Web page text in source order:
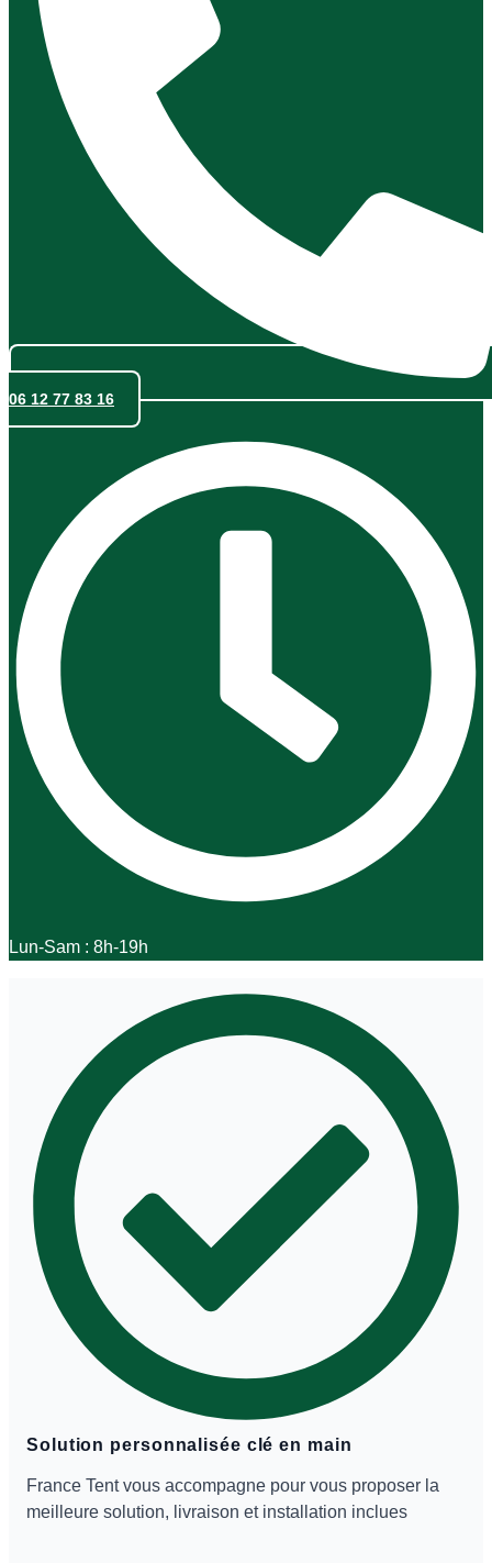
06 12 77 83 16
Lun-Sam : 8h-19h
Solution personnalisée clé en main
France Tent vous accompagne pour vous proposer la
meilleure solution, livraison et installation inclues